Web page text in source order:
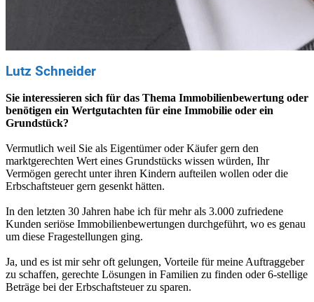
Lutz Schneider
Sie interessieren sich für das Thema Immobilienbewertung oder
benötigen ein Wertgutachten für eine Immobilie oder ein
Grundstück?
Vermutlich weil Sie als Eigentümer oder Käufer gern den
marktgerechten Wert eines Grundstücks wissen würden, Ihr
Vermögen gerecht unter ihren Kindern aufteilen wollen oder die
Erbschaftsteuer gern gesenkt hätten.
In den letzten 30 Jahren habe ich für mehr als 3.000 zufriedene
Kunden seriöse Immobilienbewertungen durchgeführt, wo es genau
um diese Fragestellungen ging.
Ja, und es ist mir sehr oft gelungen, Vorteile für meine Auftraggeber
zu schaffen, gerechte Lösungen in Familien zu finden oder 6-stellige
Beträge bei der Erbschaftsteuer zu sparen.